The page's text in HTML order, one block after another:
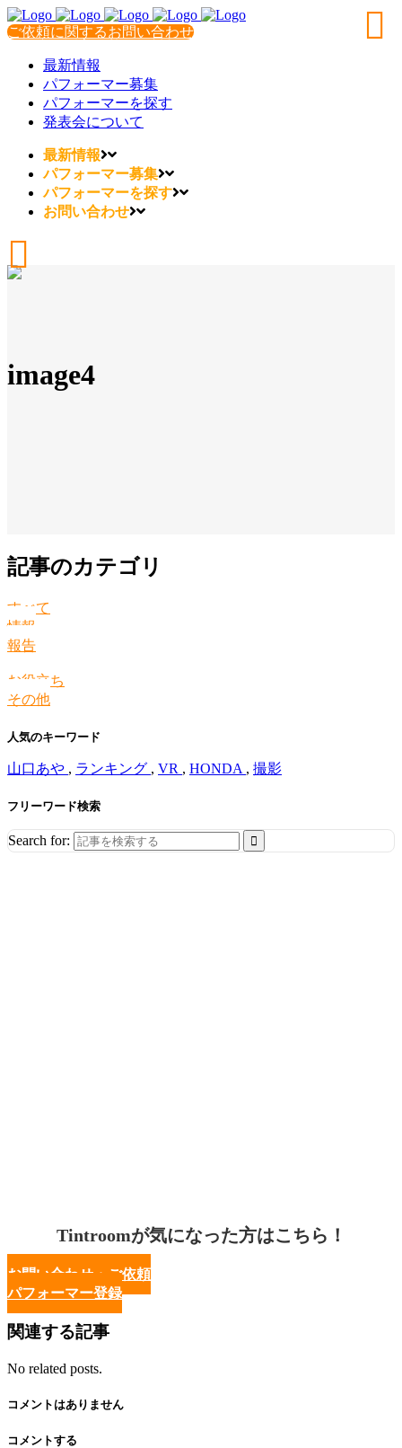
ご依頼に関するお問い合わせ
最新情報
パフォーマー募集
パフォーマーを探す
発表会について
最新情報
パフォーマー募集
パフォーマーを探す
お問い合わせ
image4
記事のカテゴリ
すべて
情報
報告
お役立ち
その他
人気のキーワード
山口あや , ランキング , VR , HONDA , 撮影
フリーワード検索
Search for:
Tintroomが気になった方はこちら！
お問い合わせ・ご依頼
パフォーマー登録
関連する記事
No related posts.
コメントはありません
コメントする